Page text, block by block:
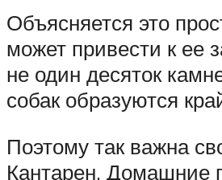
Объясняется это
может привести к ее
не один десяток
собак образуются
Поэтому так важна
Кантарен. Домашние